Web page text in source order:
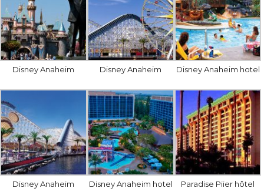
Disney Anaheim Disney Anaheim Disney Anaheim hotel
Disney Anaheim Disney Anaheim hotel Paradise Piier hôtel